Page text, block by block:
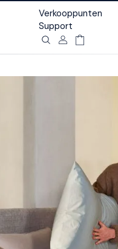
Verkooppunten
Support